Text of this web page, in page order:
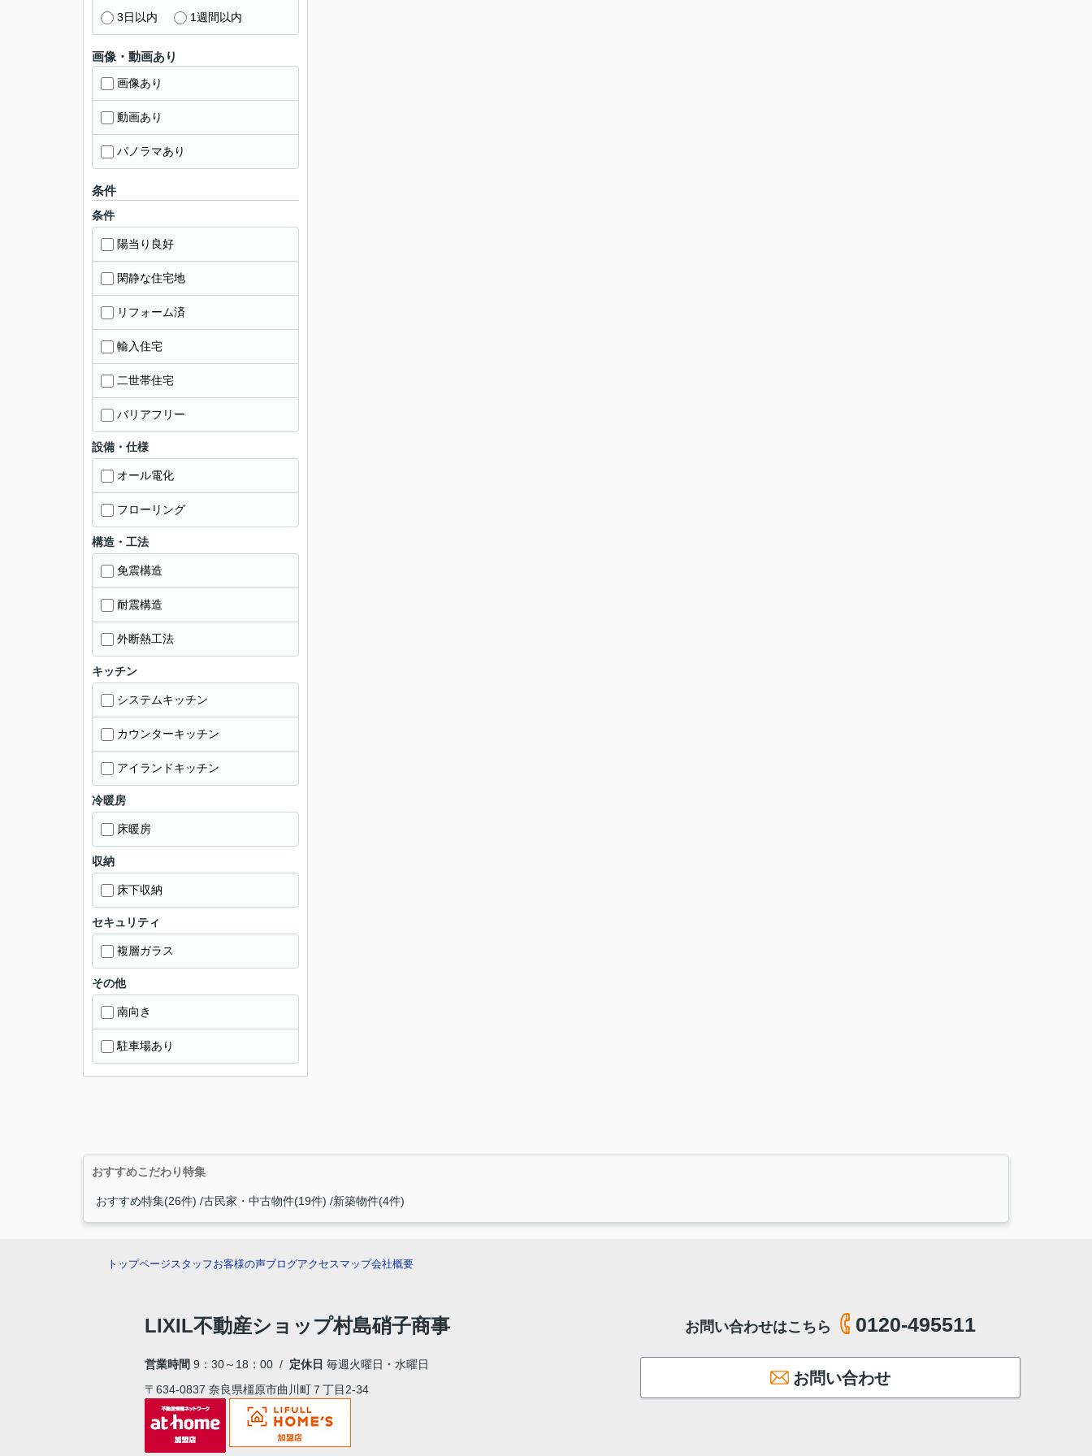
3日以内 1週間以内
画像・動画あり
画像あり
動画あり
パノラマあり
条件
条件
陽当り良好
閑静な住宅地
リフォーム済
輸入住宅
二世帯住宅
バリアフリー
設備・仕様
オール電化
フローリング
構造・工法
免震構造
耐震構造
外断熱工法
キッチン
システムキッチン
カウンターキッチン
アイランドキッチン
冷暖房
床暖房
収納
床下収納
セキュリティ
複層ガラス
その他
南向き
駐車場あり
おすすめこだわり特集
おすすめ特集(26件) 古民家・中古物件(19件) 新築物件(4件)
トップページスタッフお客様の声ブログアクセスマップ会社概要
LIXIL不動産ショップ村島硝子商事
営業時間 9：30～18：00 / 定休日 毎週火曜日・水曜日
〒634-0837 奈良県橿原市曲川町７丁目2-34
お問い合わせはこちら 0120-495511
お問い合わせ